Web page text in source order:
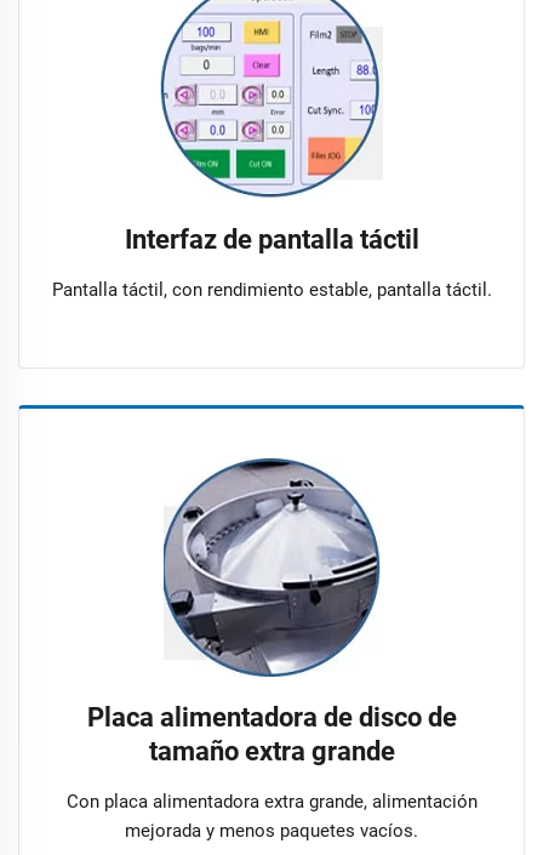
Interfaz de pantalla táctil
Pantalla táctil, con rendimiento estable, pantalla táctil.
Placa alimentadora de disco de
tamaño extra grande
Con placa alimentadora extra grande, alimentación
mejorada y menos paquetes vacíos.